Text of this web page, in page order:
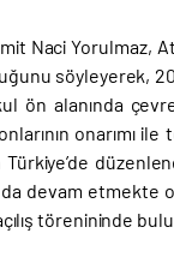
Naci Yorulmaz,
söyleyerek,
ön alanında
devam etmekte
törenininde